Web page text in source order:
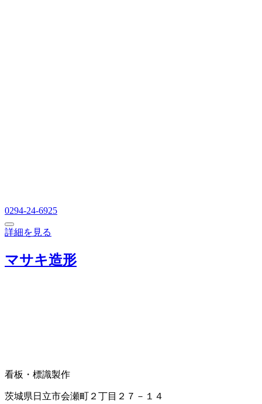
0294-24-6925
詳細を見る
マサキ造形
看板・標識製作
茨城県日立市会瀬町２丁目２７－１４